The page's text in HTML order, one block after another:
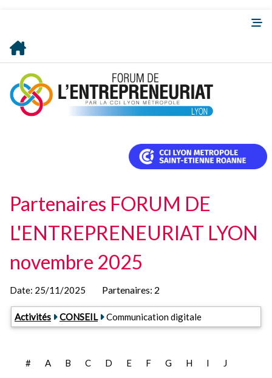
Partenaires FORUM DE
L'ENTREPRENEURIAT LYON
novembre 2025
Date: 25/11/2025 Partenaires: 2
Activités CONSEIL Communication digitale
# A B C D E F G H I J